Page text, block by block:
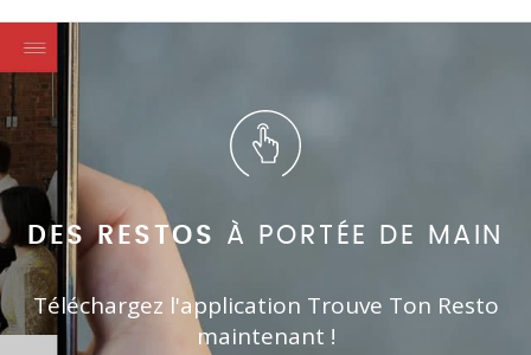
DES RESTOS À PORTÉE DE MAIN
Téléchargez l'application Trouve Ton Resto
maintenant !